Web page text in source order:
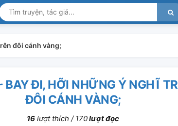
đôi cánh vàng;
ĐI, HỠI NHỮNG Ý NGHĨ
ĐÔI CÁNH VÀNG;
16 lượt thích / 170lượt đọc